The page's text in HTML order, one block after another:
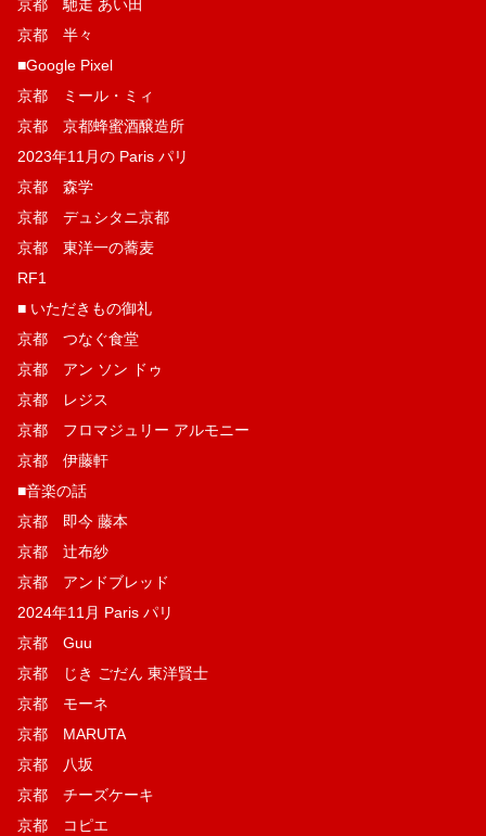
京都 馳走 あい田
京都 半々
■Google Pixel
京都 ミール・ミィ
京都 京都蜂蜜酒醸造所
2023年11月の Paris パリ
京都 森学
京都 デュシタニ京都
京都 東洋一の蕎麦
RF1
■ いただきもの御礼
京都 つなぐ食堂
京都 アン ソン ドゥ
京都 レジス
京都 フロマジュリー アルモニー
京都 伊藤軒
■音楽の話
京都 即今 藤本
京都 辻布紗
京都 アンドブレッド
2024年11月 Paris パリ
京都 Guu
京都 じき ごだん 東洋賢士
京都 モーネ
京都 MARUTA
京都 八坂
京都 チーズケーキ
京都 コピエ